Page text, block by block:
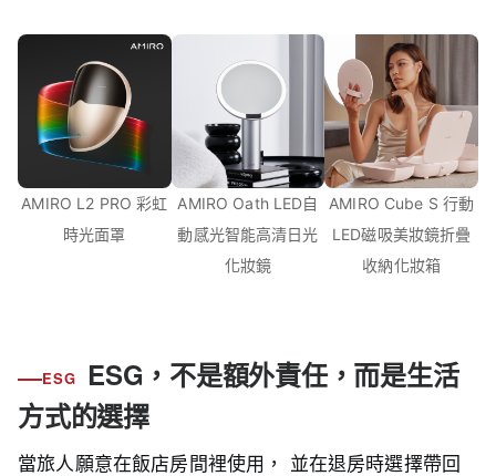
AMIRO L2 PRO 彩虹
時光面罩
AMIRO Oath LED自
動感光智能高清日光
化妝鏡
AMIRO Cube S 行動
LED磁吸美妝鏡折疊
收納化妝箱
ESG
ESG，不是額外責任，而是生活
方式的選擇
當旅人願意在飯店房間裡使用， 並在退房時選擇帶回